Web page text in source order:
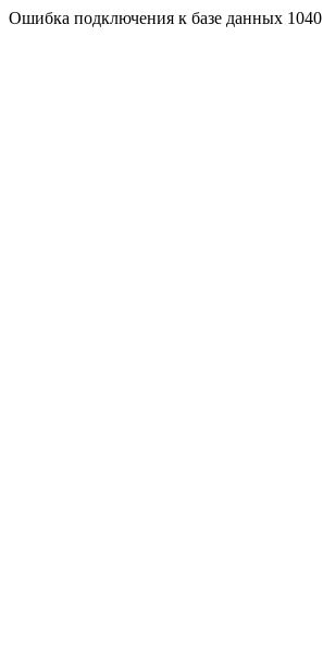
Ошибка подключения к базе данных 1040